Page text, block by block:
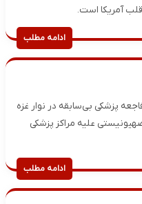
آمریکا است.
ادامه مطلب
پزشکی بی‌سابقه در نوار غزه
علیه مراکز پزشکی
ادامه مطلب